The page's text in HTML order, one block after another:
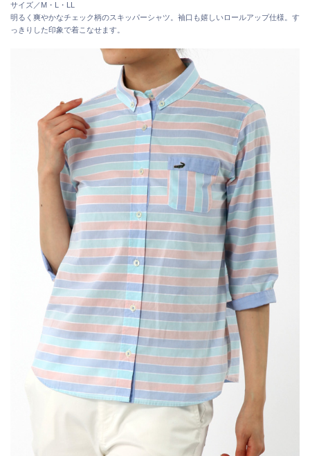
サイズ／M・L・LL
明るく爽やかなチェック柄のスキッパーシャツ。袖口も嬉しいロールアップ仕様。す
っきりした印象で着こなせます。